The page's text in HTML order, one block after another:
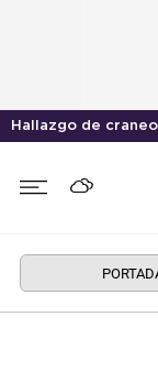
Hallazgo de craneo